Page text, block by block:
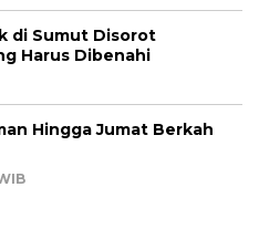
di Sumut Disorot
Harus Dibenahi
Hingga Jumat Berkah